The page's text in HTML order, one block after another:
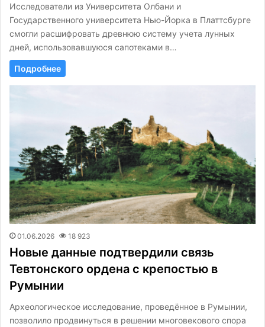
Исследователи из Университета Олбани и
Государственного университета Нью-Йорка в Платтсбурге
смогли расшифровать древнюю систему учета лунных
дней, использовавшуюся сапотеками в…
Подробнее
01.06.2026 18 923
Новые данные подтвердили связь
Тевтонского ордена с крепостью в
Румынии
Археологическое исследование, проведённое в Румынии,
позволило продвинуться в решении многовекового спора